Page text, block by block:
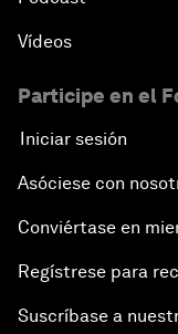
Vídeos
Participe en el
Iniciar sesión
Asóciese con
Conviértase en
Regístrese para
Suscríbase a